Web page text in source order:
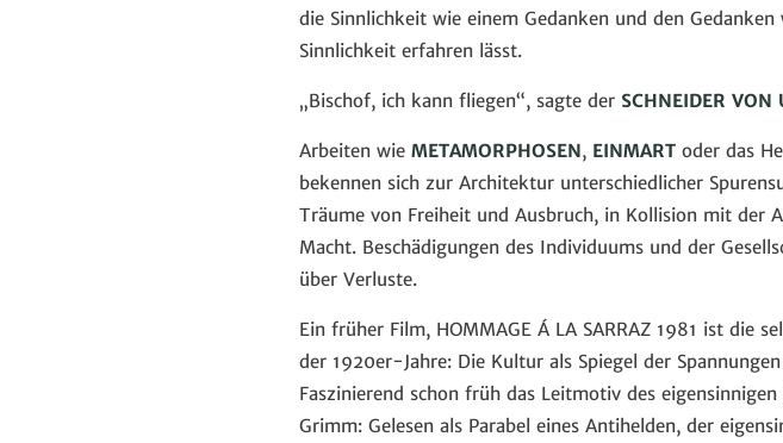
die Sinnlichkeit wie einem Gedanken und den Gedanken
Sinnlichkeit erfahren lässt.
„Bischof, ich kann fliegen“, sagte der SCHNEIDER VON
Arbeiten wie METAMORPHOSEN, EINMART oder das
bekennen sich zur Architektur unterschiedlicher
Träume von Freiheit und Ausbruch, in Kollision mit der
Macht. Beschädigungen des Individuums und der
über Verluste.
Ein früher Film, HOMMAGE Á LA SARRAZ 1981 ist die
der 1920er-Jahre: Die Kultur als Spiegel der
Faszinierend schon früh das Leitmotiv des
Grimm: Gelesen als Parabel eines Antihelden, der